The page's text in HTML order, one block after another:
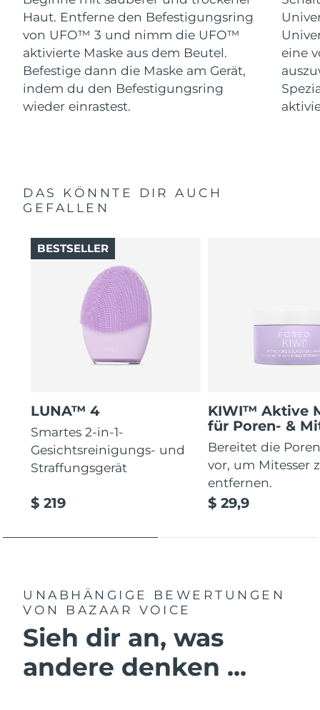
Haut. Entferne den Befestigungsring
von UFO™ 3 und nimm die UFO™
aktivierte Maske aus dem Beutel.
Befestige dann die Maske am Gerät,
indem du den Befestigungsring
wieder einrastest.
eine
DAS KÖNNTE DIR AUCH
GEFALLEN
LUNA™ 4
Smartes 2-in-1-
Gesichtsreinigungs- und
Straffungsgerät
$ 219
BESTSELLER
KIWI™ Aktive
für Poren- &
Bereitet die
vor, um Mitesser
entfernen.
$ 29,9
UNABHÄNGIGE BEWERTUNGEN
VON BAZAAR VOICE
Sieh dir an, was
andere denken ...